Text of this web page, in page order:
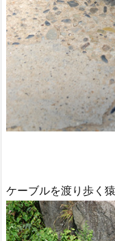
ケーブルを渡り歩く猿